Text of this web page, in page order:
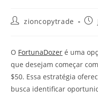
Postzioncopytrade
O FortunaDozer é uma
que desejam começar
$50. Essa estratégia
busca identificar